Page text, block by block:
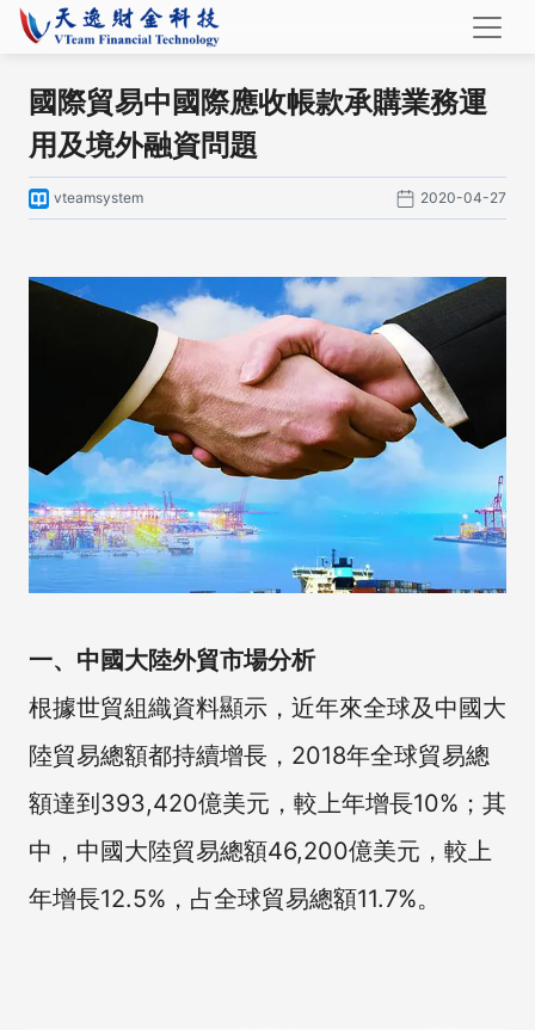
國際貿易中國際應收帳款承購業務運
用及境外融資問題
vteamsystem 2020-04-27
一、中國大陸外貿市場分析
根據世貿組織資料顯示，近年來全球及中國大
陸貿易總額都持續增長，2018年全球貿易總
額達到393,420億美元，較上年增長10%；其
中，中國大陸貿易總額46,200億美元，較上
年增長12.5%，占全球貿易總額11.7%。